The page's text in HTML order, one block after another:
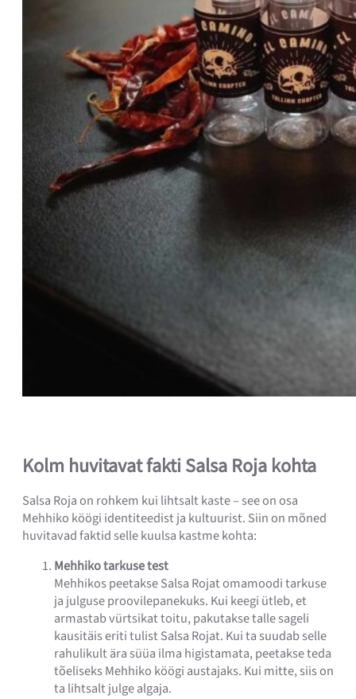
Kolm huvitavat fakti Salsa Roja kohta
Salsa Roja on rohkem kui lihtsalt kaste – see on osa
Mehhiko köögi identiteedist ja kultuurist. Siin on mõned
huvitavad faktid selle kuulsa kastme kohta:
Mehhiko tarkuse test
Mehhikos peetakse Salsa Rojat omamoodi tarkuse
ja julguse proovilepanekuks. Kui keegi ütleb, et
armastab vürtsikat toitu, pakutakse talle sageli
kausitäis eriti tulist Salsa Rojat. Kui ta suudab selle
rahulikult ära süüa ilma higistamata, peetakse teda
tõeliseks Mehhiko köögi austajaks. Kui mitte, siis on
ta lihtsalt julge algaja.